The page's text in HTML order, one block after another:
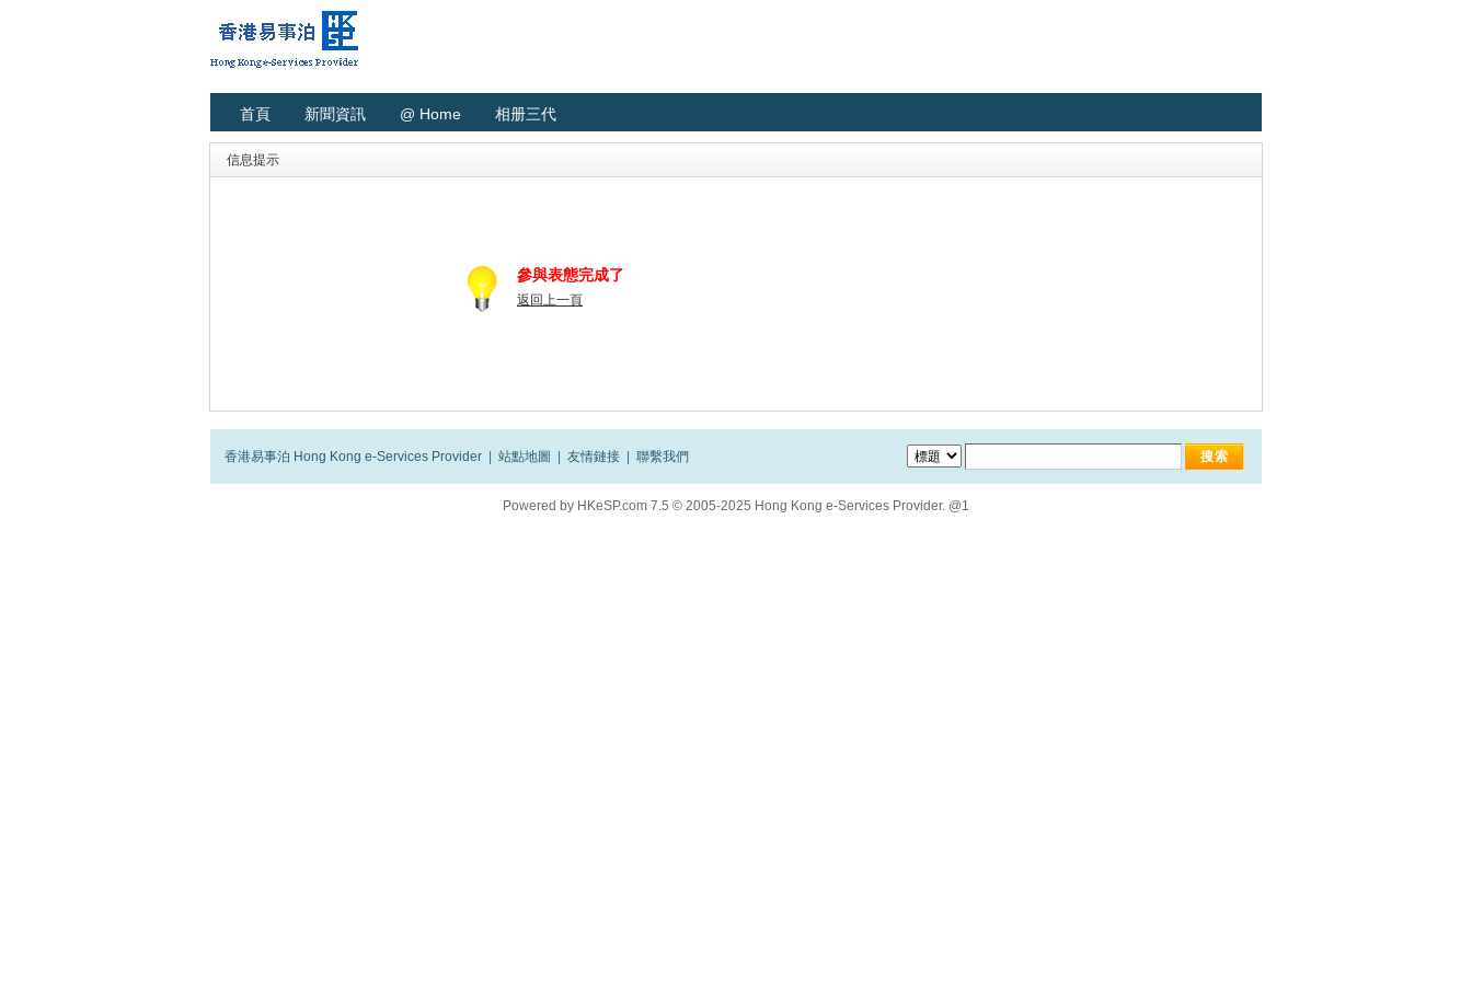
首頁 新聞資訊 @ Home 相册三代
信息提示
參與表態完成了
返回上一頁
香港易事泊 Hong Kong e-Services Provider 站點地圖 友情鏈接 聯繫我們
Powered by HKeSP.com 7.5 © 2005-2025 Hong Kong e-Services Provider. @1